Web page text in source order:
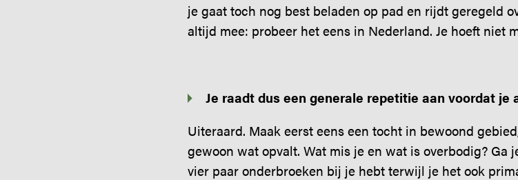
je gaat toch nog best beladen op pad en rijdt geregeld
altijd mee: probeer het eens in Nederland. Je hoeft niet
Je raadt dus een generale repetitie aan voordat je
Uiteraard. Maak eerst eens een tocht in bewoond
gewoon wat opvalt. Wat mis je en wat is overbodig? Ga
vier paar onderbroeken bij je hebt terwijl je het ook